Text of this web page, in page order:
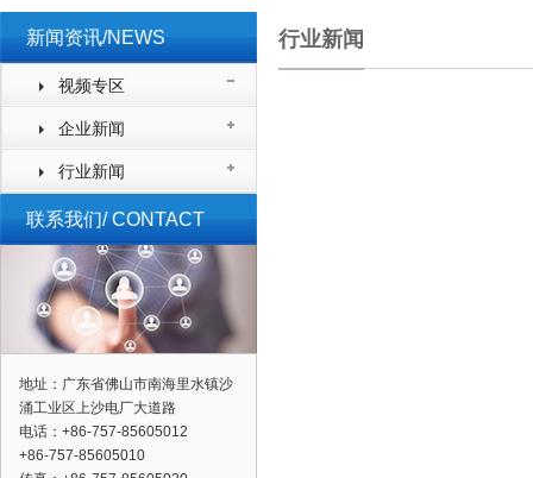
新闻资讯/NEWS
视频专区
企业新闻
行业新闻
联系我们/ CONTACT
地址：广东省佛山市南海里水镇沙
涌工业区上沙电厂大道路
电话：+86-757-85605012
+86-757-85605010
行业新闻